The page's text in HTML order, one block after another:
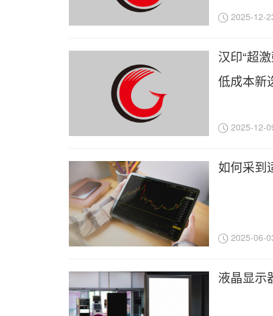
2025-12-
汉印“超
低成本新
2025-12-
如何采到
2025-06-
液晶显示